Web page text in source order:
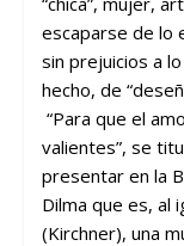
escaparse de lo
sin prejuicios a
hecho, de
“Para que el
valientes”, se
presentar en la
Dilma que es, al
(Kirchner), una